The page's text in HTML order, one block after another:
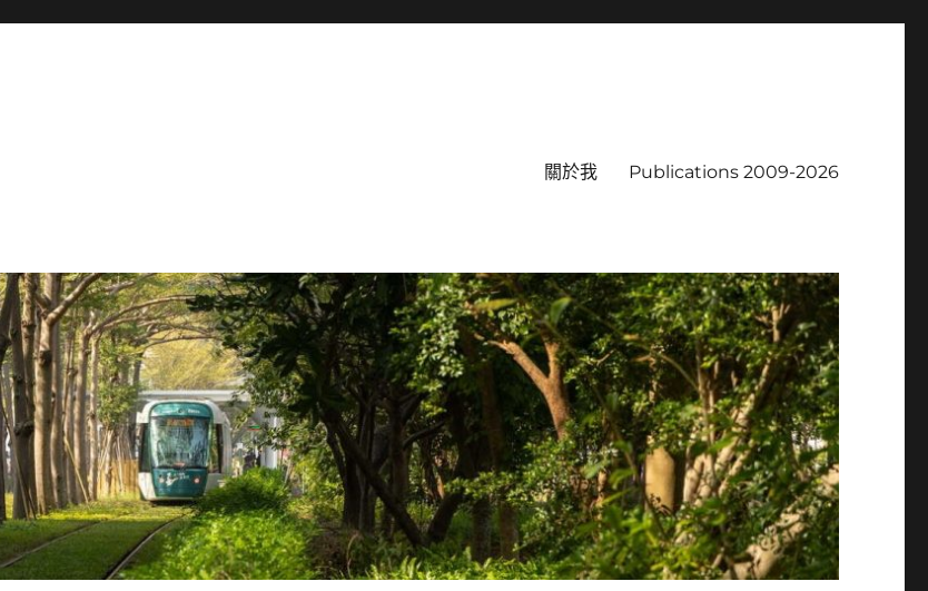
關於我 Publications 2009-2026